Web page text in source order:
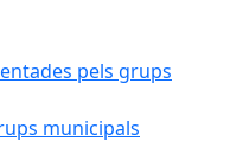
pels grups
municipals